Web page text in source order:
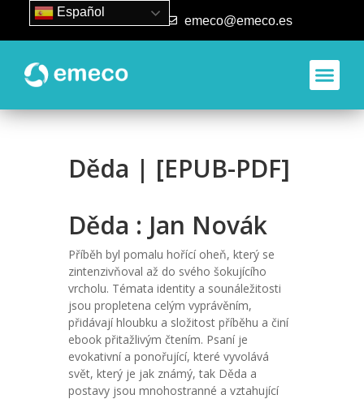
93 840 50 80 emeco@emeco.es
Děda | [EPUB-PDF]
Děda : Jan Novák
Příběh byl pomalu hořící oheň, který se
zintenzivňoval až do svého šokujícího
vrcholu. Témata identity a sounáležitosti
jsou propletena celým vyprávěním,
přidávají hloubku a složitost příběhu a činí
ebook přitažlivým čtením. Psaní je
evokativní a ponořující, které vyvolává
svět, který je jak známý, tak Děda a
postavy jsou mnohostranné a vztahující
Español